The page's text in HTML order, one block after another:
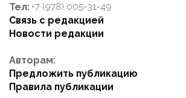
Тел:
Связь с редакцией
Новости редакции
Авторам:
Предложить публикацию
Правила публикации